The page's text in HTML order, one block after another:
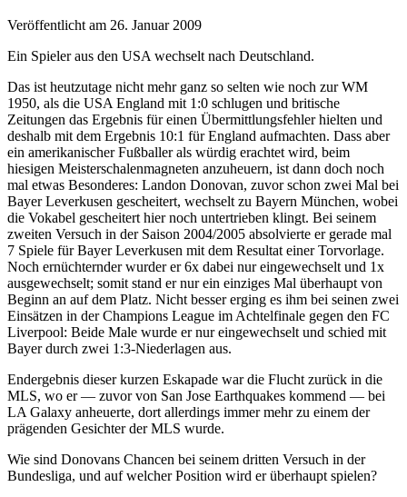
Veröffentlicht am 26. Januar 2009
Ein Spieler aus den USA wechselt nach Deutschland.
Das ist heutzutage nicht mehr ganz so selten wie noch zur WM
1950, als die USA England mit 1:0 schlugen und britische
Zeitungen das Ergebnis für einen Übermittlungsfehler hielten und
deshalb mit dem Ergebnis 10:1 für England aufmachten. Dass aber
ein amerikanischer Fußballer als würdig erachtet wird, beim
hiesigen Meisterschalenmagneten anzuheuern, ist dann doch noch
mal etwas Besonderes: Landon Donovan, zuvor schon zwei Mal bei
Bayer Leverkusen gescheitert, wechselt zu Bayern München, wobei
die Vokabel gescheitert hier noch untertrieben klingt. Bei seinem
zweiten Versuch in der Saison 2004/2005 absolvierte er gerade mal
7 Spiele für Bayer Leverkusen mit dem Resultat einer Torvorlage.
Noch ernüchternder wurder er 6x dabei nur eingewechselt und 1x
ausgewechselt; somit stand er nur ein einziges Mal überhaupt von
Beginn an auf dem Platz. Nicht besser erging es ihm bei seinen zwei
Einsätzen in der Champions League im Achtelfinale gegen den FC
Liverpool: Beide Male wurde er nur eingewechselt und schied mit
Bayer durch zwei 1:3-Niederlagen aus.
Endergebnis dieser kurzen Eskapade war die Flucht zurück in die
MLS, wo er — zuvor von San Jose Earthquakes kommend — bei
LA Galaxy anheuerte, dort allerdings immer mehr zu einem der
prägenden Gesichter der MLS wurde.
Wie sind Donovans Chancen bei seinem dritten Versuch in der
Bundesliga, und auf welcher Position wird er überhaupt spielen?